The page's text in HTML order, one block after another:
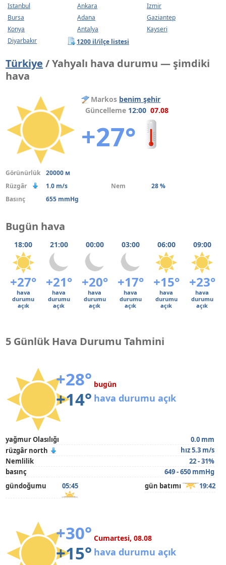
Istanbul Ankara
Izmir
Bursa
Adana
Gaziantep
Konya
Antalya
Kayseri
Diyarbakır
1200 il/ilçe listesi
Türkiye / Yahyalı hava durumu — şimdiki
hava
Markos benim şehir
Güncelleme 12:00 07.08
+27°
Görünürlük
20000 м
Rüzgâr
1.0 m/s Nem
28 %
Basınç
655 mmHg
Bugün hava
18:00 21:00 00:00 03:00 06:00 09:00
+27° +21° +20° +17° +15° +23°
hava
durumu
açık
hava
durumu
açık
hava
durumu
açık
hava
durumu
açık
hava
durumu
açık
hava
durumu
açık
5 Günlük Hava Durumu Tahmini
+28°
+14°
bugün
hava durumu açık
yağmur Olasılığı
0.0 mm
rüzgâr north
hız 5.3 m/s
Nemlilik
22 - 31%
basınç
649 - 650 mmHg
gündoğumu
05:45 gün batımı 19:42
+30°
+15°
Cumartesi, 08.08
hava durumu açık